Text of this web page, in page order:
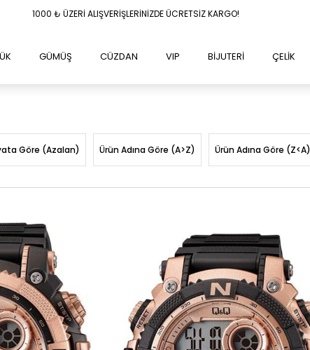
1000 ₺ ÜZERİ ALIŞVERİŞLERİNİZDE ÜCRETSİZ KARGO!
GÜMÜŞ CÜZDAN VIP BİJUTERİ ÇELİK
Göre (Azalan) Ürün Adına Göre (A>Z) Ürün Adına Göre (Z<A)